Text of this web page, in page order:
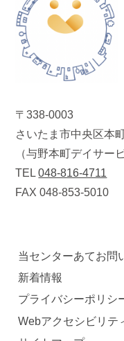
〒338-0003
さいたま市中央区本
（与野本町デイサー
TEL048-816-4711
FAX 048-853-5010
当センターあてお問
新着情報
プライバシーポリシ
Webアクセシビリテ